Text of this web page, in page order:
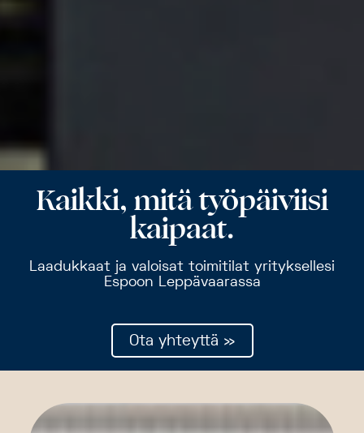
Kaikki, mitä työpäiviisi
kaipaat.
Laadukkaat ja valoisat toimitilat yrityksellesi
Espoon Leppävaarassa
Ota yhteyttä »